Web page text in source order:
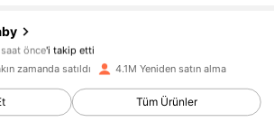
Takipçiler
önce'i takip etti
zamanda satıldı 4.1M Yeniden satın alma
Tüm Ürünler